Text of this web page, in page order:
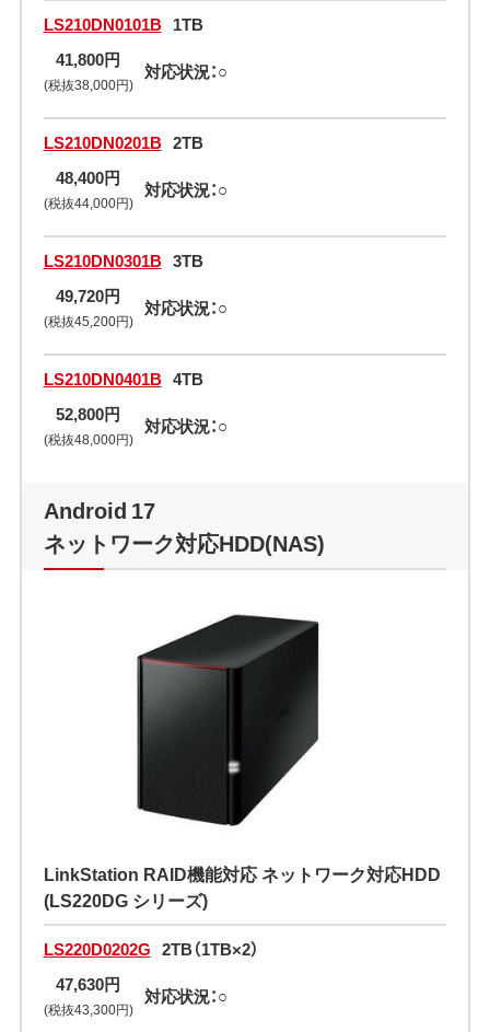
LS210DN0101B 1TB
41,800円
(税抜38,000円)
対応状況：○
LS210DN0201B 2TB
48,400円
(税抜44,000円)
対応状況：○
LS210DN0301B 3TB
49,720円
(税抜45,200円)
対応状況：○
LS210DN0401B 4TB
52,800円
(税抜48,000円)
対応状況：○
Android 17
ネットワーク対応HDD(NAS)
LinkStation RAID機能対応 ネットワーク対応HDD
(LS220DG シリーズ)
LS220D0202G 2TB（1TB×2）
47,630円
(税抜43,300円)
対応状況：○